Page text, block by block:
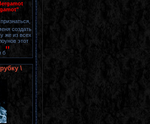
создать
же из всех
этот
б"
\